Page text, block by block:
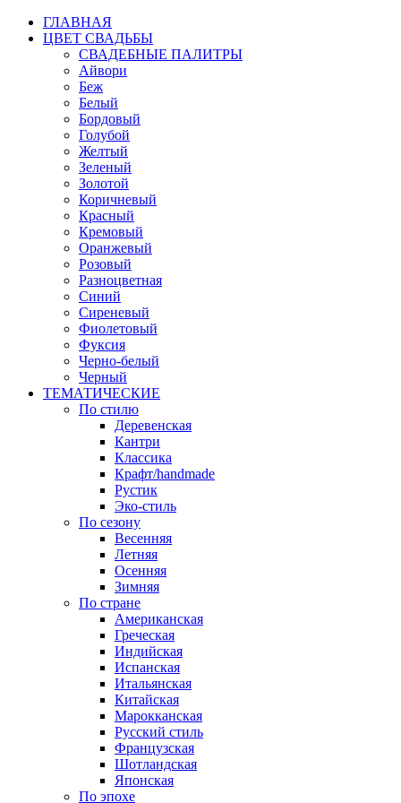
ГЛАВНАЯ
ЦВЕТ СВАДЬБЫ
СВАДЕБНЫЕ ПАЛИТРЫ
Айвори
Беж
Белый
Бордовый
Голубой
Желтый
Зеленый
Золотой
Коричневый
Красный
Кремовый
Оранжевый
Розовый
Разноцветная
Синий
Сиреневый
Фиолетовый
Фуксия
Черно-белый
Черный
ТЕМАТИЧЕСКИЕ
По стилю
Деревенская
Кантри
Классика
Крафт/handmade
Рустик
Эко-стиль
По сезону
Весенняя
Летняя
Осенняя
Зимняя
По стране
Американская
Греческая
Индийская
Испанская
Итальянская
Китайская
Марокканская
Русский стиль
Французская
Шотландская
Японская
По эпохе